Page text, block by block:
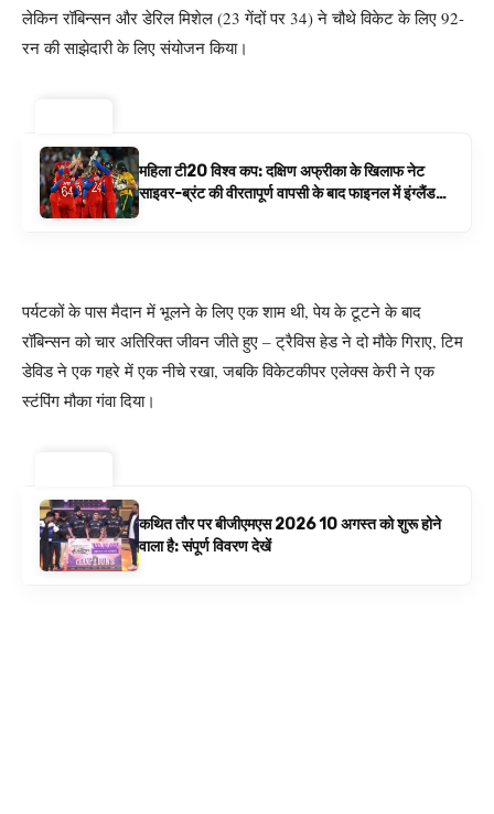
लेकिन रॉबिन्सन और डेरिल मिशेल (23 गेंदों पर 34) ने चौथे विकेट के लिए 92-
रन की साझेदारी के लिए संयोजन किया।
महिला टी20 विश्व कप: दक्षिण अफ्रीका के खिलाफ नेट
साइवर-ब्रंट की वीरतापूर्ण वापसी के बाद फाइनल में इंग्लैंड
पर्यटकों के पास मैदान में भूलने के लिए एक शाम थी, पेय के टूटने के बाद
रॉबिन्सन को चार अतिरिक्त जीवन जीते हुए – ट्रैविस हेड ने दो मौके गिराए, टिम
डेविड ने एक गहरे में एक नीचे रखा, जबकि विकेटकीपर एलेक्स केरी ने एक
स्टंपिंग मौका गंवा दिया।
कथित तौर पर बीजीएमएस 2026 10 अगस्त को शुरू होने
वाला है: संपूर्ण विवरण देखें